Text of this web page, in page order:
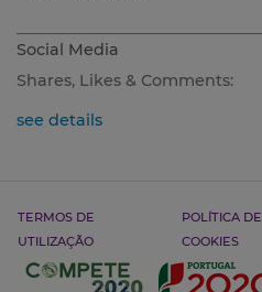
Social Media
Shares, Likes & Comments:
see details
TERMOS DE
UTILIZAÇÃO
POLÍTICA DE
COOKIES